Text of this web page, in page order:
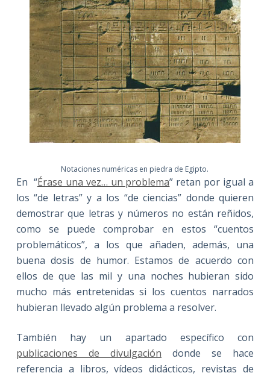
Notaciones numéricas en piedra de Egipto.
En “Érase una vez… un problema” retan por igual a
los “de letras” y a los “de ciencias” donde quieren
demostrar que letras y números no están reñidos,
como se puede comprobar en estos “cuentos
problemáticos”, a los que añaden, además, una
buena dosis de humor. Estamos de acuerdo con
ellos de que las mil y una noches hubieran sido
mucho más entretenidas si los cuentos narrados
hubieran llevado algún problema a resolver.
También hay un apartado específico con
publicaciones de divulgación donde se hace
referencia a libros, vídeos didácticos, revistas de